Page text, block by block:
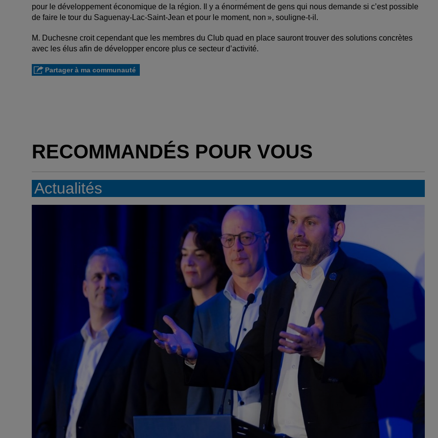
pour le développement économique de la région. Il y a énormément de gens qui nous demande si c’est possible
de faire le tour du Saguenay-Lac-Saint-Jean et pour le moment, non », souligne-t-il.
M. Duchesne croit cependant que les membres du Club quad en place sauront trouver des solutions concrètes
avec les élus afin de développer encore plus ce secteur d’activité.
Partager à ma communauté
RECOMMANDÉS POUR VOUS
Actualités